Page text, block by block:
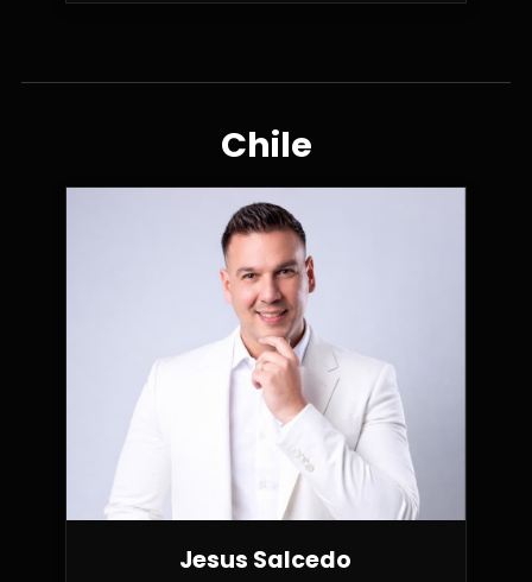
Chile
Jesus Salcedo